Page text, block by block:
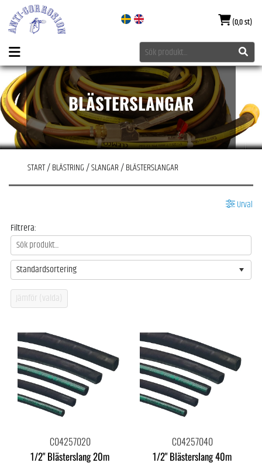
(0,0 st)
BLÄSTERSLANGAR
START/BLÄSTRING/SLANGAR/BLÄSTERSLANGAR
Urval
Filtrera:
Standardsortering
C04257020
1/2" Blästerslang 20m
C04257040
1/2" Blästerslang 40m